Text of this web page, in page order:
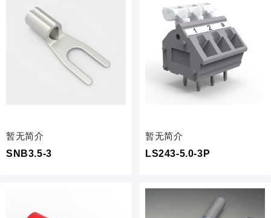
暂无简介
SNB3.5-3
暂无简介
LS243-5.0-3P